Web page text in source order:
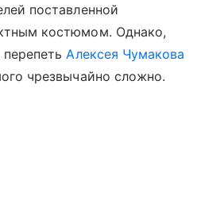
поставленной
костюмом. Однако,
Алексея Чумакова
чрезвычайно сложно.